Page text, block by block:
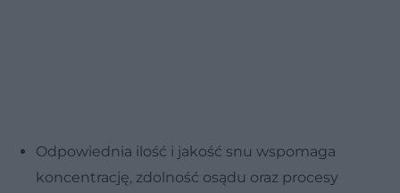
Odpowiednia ilość i jakość snu wspomaga
koncentrację, zdolność osądu oraz procesy